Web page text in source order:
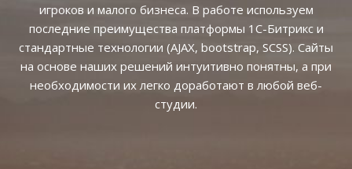
игроков и малого бизнеса. В работе используем
последние преимущества платформы 1С-Битрикс и
стандартные технологии (AJAX, bootstrap, SCSS). Сайты
на основе наших решений интуитивно понятны, а при
необходимости их легко доработают в любой веб-
студии.